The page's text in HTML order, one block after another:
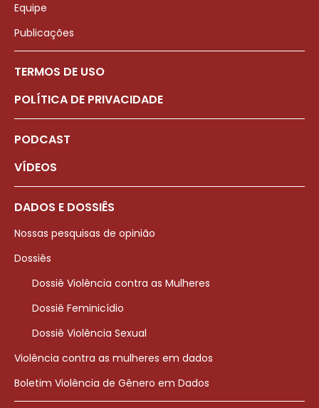
Equipe
Publicações
TERMOS DE USO
POLÍTICA DE PRIVACIDADE
PODCAST
VÍDEOS
DADOS E DOSSIÊS
Nossas pesquisas de opinião
Dossiês
Dossiê Violência contra as Mulheres
Dossiê Feminicídio
Dossiê Violência Sexual
Violência contra as mulheres em dados
Boletim Violência de Gênero em Dados